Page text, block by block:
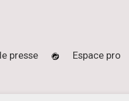
presse Espace pro